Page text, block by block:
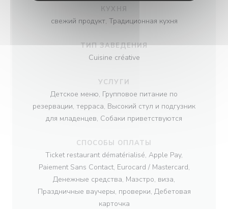
КУХНЯ
свежий продукт, Традиционная кухня
ТИП ЗАВЕДЕНИЯ
Cuisine créative
УСЛУГИ
Детское меню, Групповое питание по
резервации, терраса, Высокий стул и подгузник
для младенцев, Собаки приветствуются
СПОСОБЫ ОПЛАТЫ
Ticket restaurant dématérialisé, Apple Pay,
Paiement Sans Contact, Eurocard / Mastercard,
Денежные средства, Маэстро, виза,
Праздничные ваучеры, проверки, Дебетовая
карточка